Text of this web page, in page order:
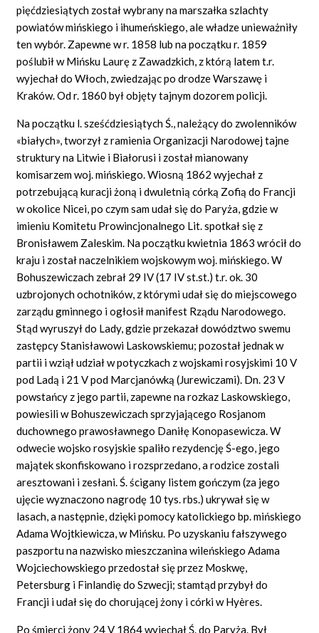
pięćdziesiątych został wybrany na marszałka szlachty
powiatów mińskiego i ihumeńskiego, ale władze unieważniły
ten wybór. Zapewne w r. 1858 lub na początku r. 1859
poślubił w Mińsku Laurę z Zawadzkich, z którą latem t.r.
wyjechał do Włoch, zwiedzając po drodze Warszawę i
Kraków. Od r. 1860 był objęty tajnym dozorem policji.
Na początku l. sześćdziesiątych Ś., należący do zwolenników
«białych», tworzył z ramienia Organizacji Narodowej tajne
struktury na Litwie i Białorusi i został mianowany
komisarzem woj. mińskiego. Wiosną 1862 wyjechał z
potrzebującą kuracji żoną i dwuletnią córką Zofią do Francji
w okolice Nicei, po czym sam udał się do Paryża, gdzie w
imieniu Komitetu Prowincjonalnego Lit. spotkał się z
Bronisławem Zaleskim. Na początku kwietnia 1863 wrócił do
kraju i został naczelnikiem wojskowym woj. mińskiego. W
Bohuszewiczach zebrał 29 IV (17 IV st.st.) t.r. ok. 30
uzbrojonych ochotników, z którymi udał się do miejscowego
zarządu gminnego i ogłosił manifest Rządu Narodowego.
Stąd wyruszył do Lady, gdzie przekazał dowództwo swemu
zastępcy Stanisławowi Laskowskiemu; pozostał jednak w
partii i wziął udział w potyczkach z wojskami rosyjskimi 10 V
pod Ladą i 21 V pod Marcjanówką (Jurewiczami). Dn. 23 V
powstańcy z jego partii, zapewne na rozkaz Laskowskiego,
powiesili w Bohuszewiczach sprzyjającego Rosjanom
duchownego prawosławnego Daniłę Konopasewicza. W
odwecie wojsko rosyjskie spaliło rezydencję Ś-ego, jego
majątek skonfiskowano i rozsprzedano, a rodzice zostali
aresztowani i zesłani. Ś. ścigany listem gończym (za jego
ujęcie wyznaczono nagrodę 10 tys. rbs.) ukrywał się w
lasach, a następnie, dzięki pomocy katolickiego bp. mińskiego
Adama Wojtkiewicza, w Mińsku. Po uzyskaniu fałszywego
paszportu na nazwisko mieszczanina wileńskiego Adama
Wojciechowskiego przedostał się przez Moskwę,
Petersburg i Finlandię do Szwecji; stamtąd przybył do
Francji i udał się do chorującej żony i córki w Hyères.
Po śmierci żony 24 V 1864 wyjechał Ś. do Paryża. Był